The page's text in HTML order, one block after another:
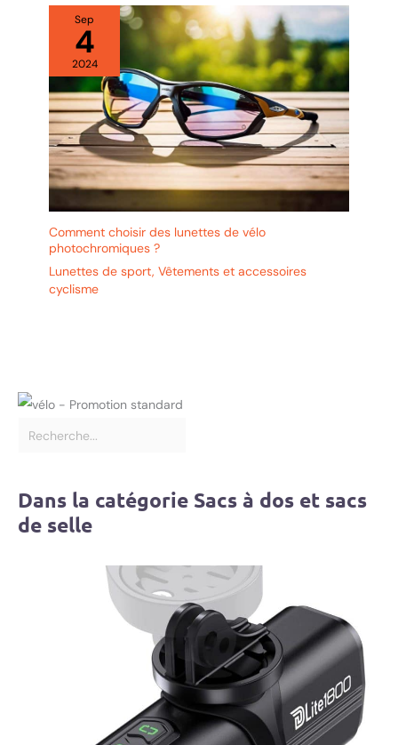
Sep
4
2024
Comment choisir des lunettes de vélo
photochromiques ?
Lunettes de sport, Vêtements et accessoires
cyclisme
Dans la catégorie Sacs à dos et sacs
de selle